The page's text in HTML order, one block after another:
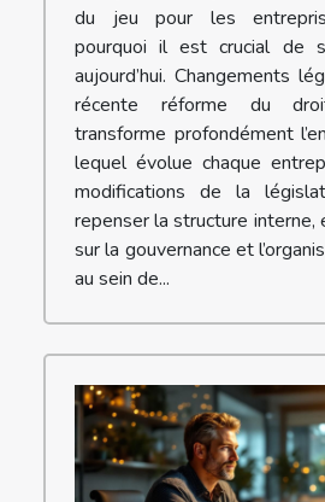
du jeu pour les
pourquoi il est crucial de
aujourd’hui. Changements
récente réforme du
transforme profondément
lequel évolue chaque
modifications de la
repenser la structure interne,
sur la gouvernance et
au sein de...